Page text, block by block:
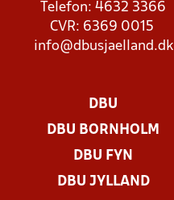
Telefon: 4632 3366
CVR: 6369 0015
info@dbusjaelland.dk
DBU
DBU BORNHOLM
DBU FYN
DBU JYLLAND